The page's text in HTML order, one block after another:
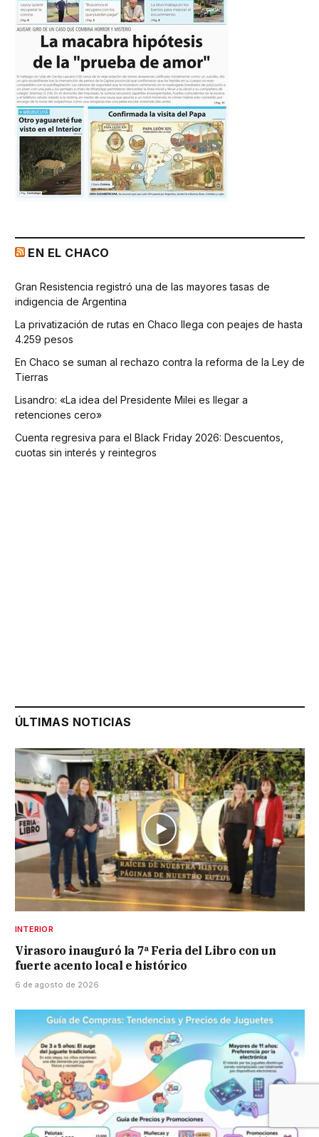
EN EL CHACO
Gran Resistencia registró una de las mayores tasas de
indigencia de Argentina
La privatización de rutas en Chaco llega con peajes de hasta
4.259 pesos
En Chaco se suman al rechazo contra la reforma de la Ley de
Tierras
Lisandro: «La idea del Presidente Milei es llegar a
retenciones cero»
Cuenta regresiva para el Black Friday 2026: Descuentos,
cuotas sin interés y reintegros
ÚLTIMAS NOTICIAS
INTERIOR
Virasoro inauguró la 7ª Feria del Libro con un
fuerte acento local e histórico
6 de agosto de 2026